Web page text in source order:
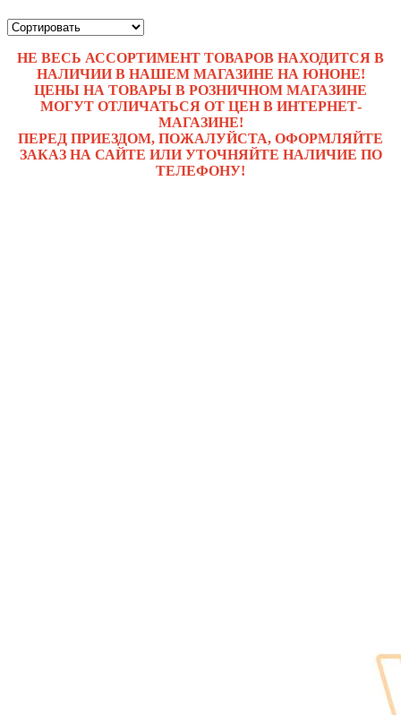
НЕ ВЕСЬ АССОРТИМЕНТ ТОВАРОВ НАХОДИТСЯ В
НАЛИЧИИ В НАШЕМ МАГАЗИНЕ НА ЮНОНЕ!
ЦЕНЫ НА ТОВАРЫ В РОЗНИЧНОМ МАГАЗИНЕ
МОГУТ ОТЛИЧАТЬСЯ ОТ ЦЕН В ИНТЕРНЕТ-
МАГАЗИНЕ!
ПЕРЕД ПРИЕЗДОМ, ПОЖАЛУЙСТА, ОФОРМЛЯЙТЕ
ЗАКАЗ НА САЙТЕ ИЛИ УТОЧНЯЙТЕ НАЛИЧИЕ ПО
ТЕЛЕФОНУ!